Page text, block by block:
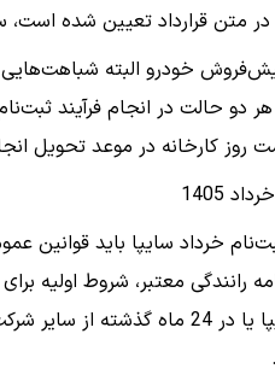
قرارداد تعیین شده است،
خودرو البته
حالت در انجام فرآیند ثبت‌نام
کارخانه در موعد تحویل
خرداد سایپا باید قوانین
گذشته از ایران‌خودرو و سایپا یا